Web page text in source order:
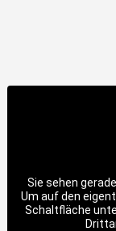
Sie sehen
Um auf den
Schaltfläche